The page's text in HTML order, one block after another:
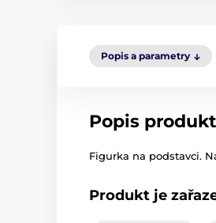
Popis a parametry
Popis
Figurka na podstavci.
Produkt je